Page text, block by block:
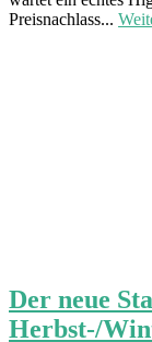
Preisnachlass...
Der neue
Herbst-/